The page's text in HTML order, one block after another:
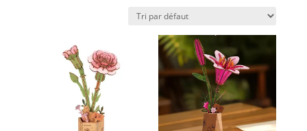
Modèles mécaniques
Robot
Serre-Livres
Steampunk
Thématique
Transport